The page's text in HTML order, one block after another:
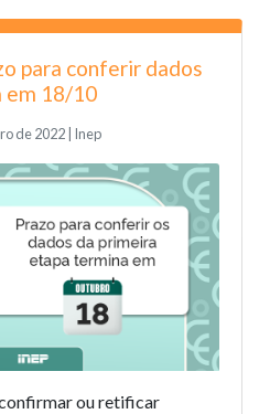
para conferir dados
em 18/10
de 2022 | Inep
ou retificar